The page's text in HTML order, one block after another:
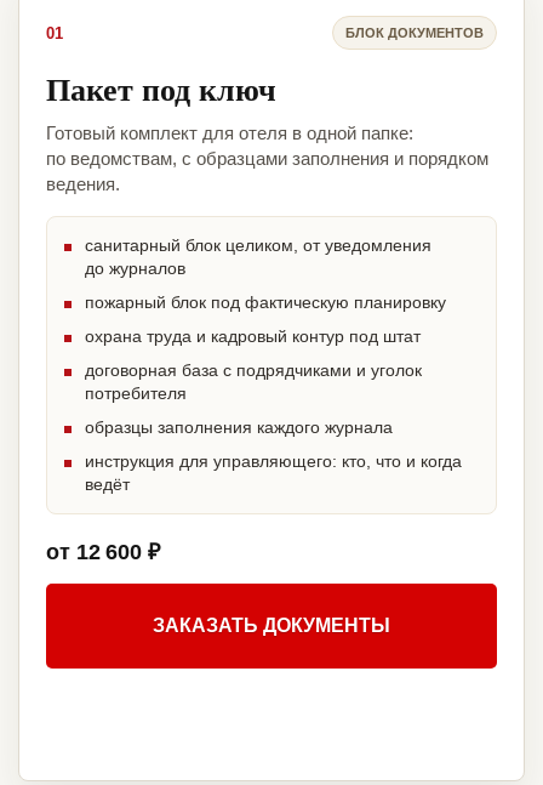
01 БЛОК ДОКУМЕНТОВ
Пакет под ключ
Готовый комплект для отеля в одной папке:
по ведомствам, с образцами заполнения и порядком
ведения.
санитарный блок целиком, от уведомления
до журналов
пожарный блок под фактическую планировку
охрана труда и кадровый контур под штат
договорная база с подрядчиками и уголок
потребителя
образцы заполнения каждого журнала
инструкция для управляющего: кто, что и когда
ведёт
от 12 600 ₽
ЗАКАЗАТЬ ДОКУМЕНТЫ